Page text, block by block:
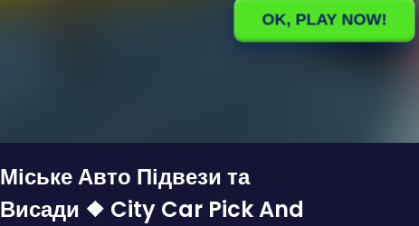
Міське Авто Підвези та
Висади ❖ City Car Pick And